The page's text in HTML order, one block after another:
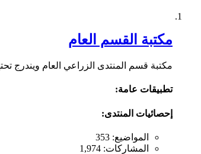
مكتبة القسم العام
مكتبة قسم المنتدى الزراعي العام ويندرج
تطبيقات عامة:
إحصائيات المنتدى:
المواضيع: 353
المشاركات: 1,974